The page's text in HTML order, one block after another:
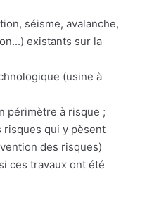
séisme, avalanche,
existants sur la
(usine à
périmètre à risque ;
risques qui y pèsent
des risques)
ces travaux ont été